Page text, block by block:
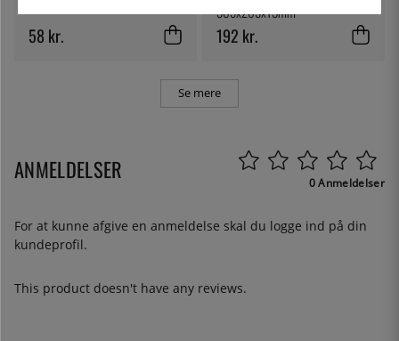
58 kr.
365x265x13mm
192 kr.
Se mere
ANMELDELSER 0 Anmeldelser
For at kunne afgive en anmeldelse skal du logge ind på din
kundeprofil.
This product doesn't have any reviews.